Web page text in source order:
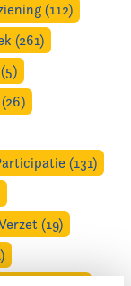
(112)
(261)
(131)
(19)